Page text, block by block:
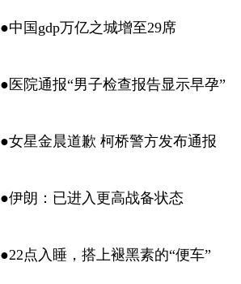
●中国gdp万亿之城增至29席
●医院通报“男子检查报告显示早孕”
●女星金晨道歉 柯桥警方发布通报
●伊朗：已进入更高战备状态
●22点入睡，搭上褪黑素的“便车”